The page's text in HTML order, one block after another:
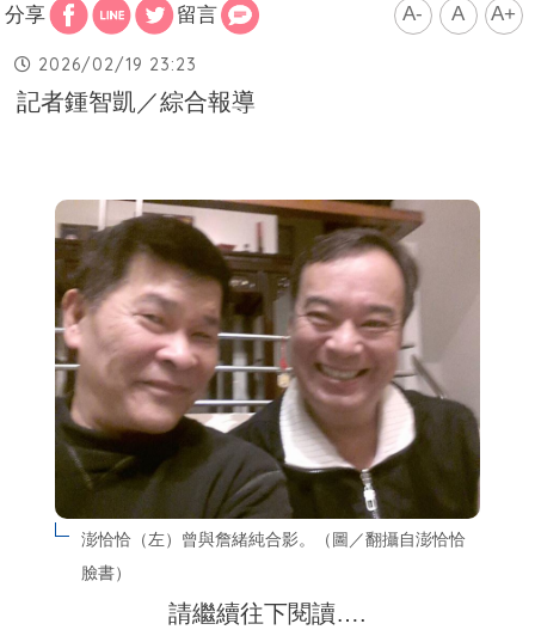
分享 留言 A- A A+
2026/02/19 23:23
記者鍾智凱／綜合報導
澎恰恰（左）曾與詹緒純合影。（圖／翻攝自澎恰恰
臉書）
請繼續往下閱讀….